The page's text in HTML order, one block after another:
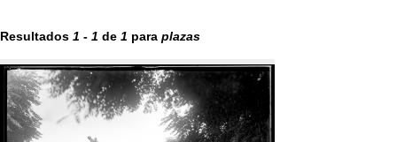
Resultados 1 - 1 de 1 para plazas